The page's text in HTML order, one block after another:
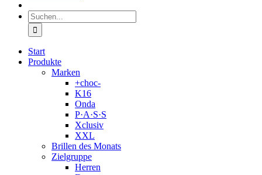
Suche
nach:
Start
Produkte
Marken
+choc-
K16
Onda
P·A·S·S
Xclusiv
XXL
Brillen des Monats
Zielgruppe
Herren